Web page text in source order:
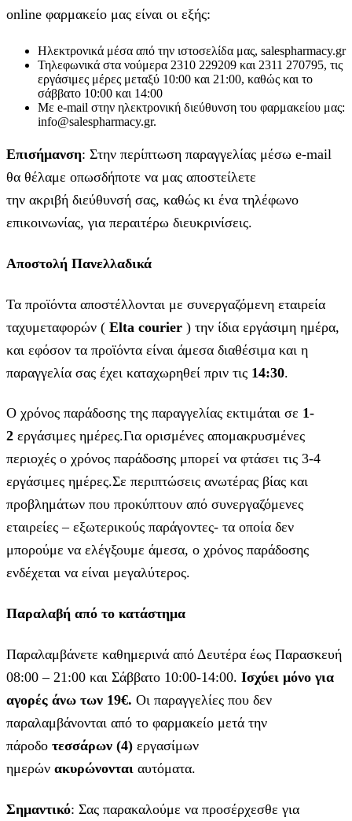
online φαρμακείο μας είναι οι εξής:
Ηλεκτρονικά μέσα από την ιστοσελίδα μας, salespharmacy.gr
Τηλεφωνικά στα νούμερα 2310 229209 και 2311 270795, τις
εργάσιμες μέρες μεταξύ 10:00 και 21:00, καθώς και το
σάββατο 10:00 και 14:00
Με e-mail στην ηλεκτρονική διεύθυνση του φαρμακείου μας:
info@salespharmacy.gr.
Επισήμανση: Στην περίπτωση παραγγελίας μέσω e-mail
θα θέλαμε οπωσδήποτε να μας αποστείλετε
την ακριβή διεύθυνσή σας, καθώς κι ένα τηλέφωνο
επικοινωνίας, για περαιτέρω διευκρινίσεις.
Αποστολή Πανελλαδικά
Τα προϊόντα αποστέλλονται με συνεργαζόμενη εταιρεία
ταχυμεταφορών ( Elta courier ) την ίδια εργάσιμη ημέρα,
και εφόσον τα προϊόντα είναι άμεσα διαθέσιμα και η
παραγγελία σας έχει καταχωρηθεί πριν τις 14:30.
Ο χρόνος παράδοσης της παραγγελίας εκτιμάται σε 1-
2 εργάσιμες ημέρες.Για ορισμένες απομακρυσμένες
περιοχές ο χρόνος παράδοσης μπορεί να φτάσει τις 3-4
εργάσιμες ημέρες.Σε περιπτώσεις ανωτέρας βίας και
προβλημάτων που προκύπτουν από συνεργαζόμενες
εταιρείες – εξωτερικούς παράγοντες- τα οποία δεν
μπορούμε να ελέγξουμε άμεσα, ο χρόνος παράδοσης
ενδέχεται να είναι μεγαλύτερος.
Παραλαβή από το κατάστημα
Παραλαμβάνετε καθημερινά από Δευτέρα έως Παρασκευή
08:00 – 21:00 και Σάββατο 10:00-14:00. Ισχύει μόνο για
αγορές άνω των 19€. Οι παραγγελίες που δεν
παραλαμβάνονται από το φαρμακείο μετά την
πάροδο τεσσάρων (4) εργασίμων
ημερών ακυρώνονται αυτόματα.
Σημαντικό: Σας παρακαλούμε να προσέρχεσθε για